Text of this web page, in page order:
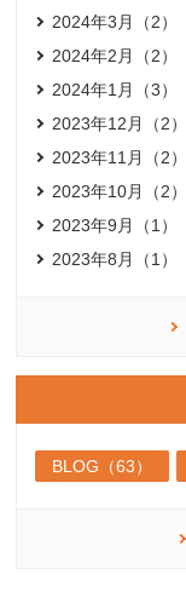
2024年3月（2）
2024年2月（2）
2024年1月（3）
2023年12月（2）
2023年11月（2）
2023年10月（2）
2023年9月（1）
2023年8月（1）
BLOG（63）